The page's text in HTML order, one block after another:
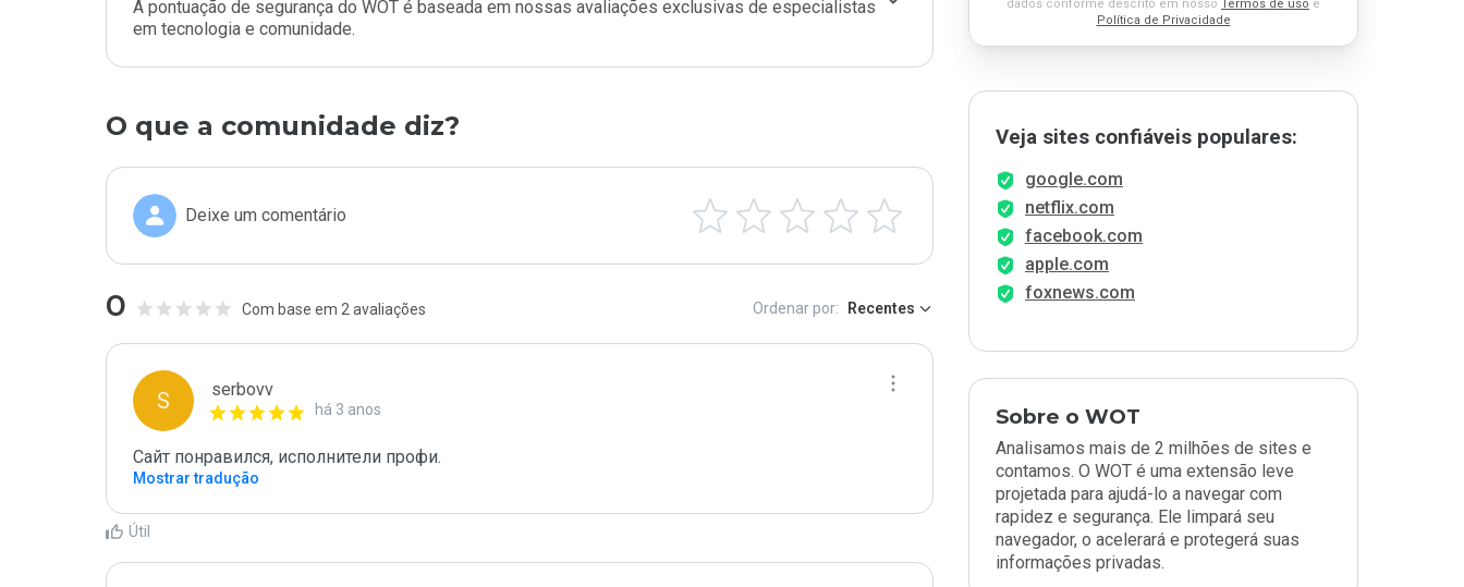
A pontuação de segurança do WOT é baseada em nossas avaliações exclusivas de especialistas
em tecnologia e comunidade.
O que a comunidade diz?
Deixe um comentário
0 Com base em 2 avaliações Ordenar por: Recentes
S serbovv
há 3 anos
Сайт понравился, исполнители профи.
Mostrar tradução
Útil
dados conforme descrito em nosso Termos de uso e
Política de Privacidade
Veja sites confiáveis populares:
google.com
netflix.com
facebook.com
apple.com
foxnews.com
Sobre o WOT
Analisamos mais de 2 milhões de sites e
contamos. O WOT é uma extensão leve
projetada para ajudá-lo a navegar com
rapidez e segurança. Ele limpará seu
navegador, o acelerará e protegerá suas
informações privadas.